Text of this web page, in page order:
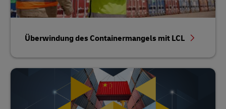
Überwindung des Containermangels mit LCL